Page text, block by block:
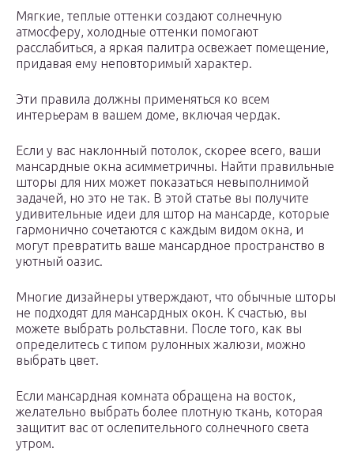
Мягкие, теплые оттенки создают солнечную
атмосферу, холодные оттенки помогают
расслабиться, а яркая палитра освежает помещение,
придавая ему неповторимый характер.
Эти правила должны применяться ко всем
интерьерам в вашем доме, включая чердак.
Если у вас наклонный потолок, скорее всего, ваши
мансардные окна асимметричны. Найти правильные
шторы для них может показаться невыполнимой
задачей, но это не так. В этой статье вы получите
удивительные идеи для штор на мансарде, которые
гармонично сочетаются с каждым видом окна, и
могут превратить ваше мансардное пространство в
уютный оазис.
Многие дизайнеры утверждают, что обычные шторы
не подходят для мансардных окон. К счастью, вы
можете выбрать рольставни. После того, как вы
определитесь с типом рулонных жалюзи, можно
выбрать цвет.
Если мансардная комната обращена на восток,
желательно выбрать более плотную ткань, которая
защитит вас от ослепительного солнечного света
утром.